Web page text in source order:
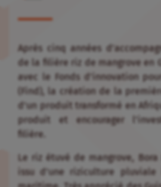
Après cinq années
de la filière riz de mangrove en
avec le Fonds d’innovation
(Find), la création de la
d’un produit transformé en
produit et encourager
filière.
Le riz étuvé de mangrove, Bora
issu d’une riziculture